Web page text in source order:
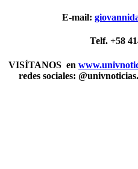
E-mail:
Telf. +58
VISÍTANOS en
redes sociales: